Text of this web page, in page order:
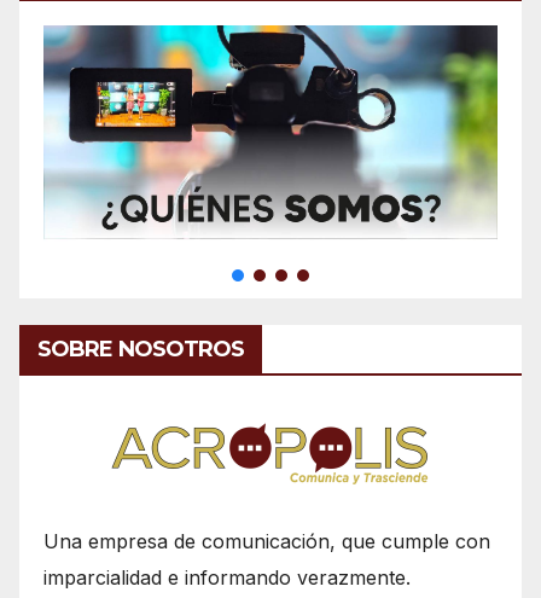
SOBRE NOSOTROS
Una empresa de comunicación, que cumple con
imparcialidad e informando verazmente.